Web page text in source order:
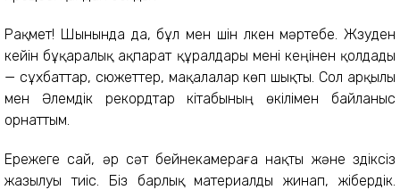
Рақмет! Шынында да, бұл мен үшін үлкен мәртебе. Жүзуден
кейін бұқаралық ақпарат құралдары мені кеңінен қолдады
— сұхбаттар, сюжеттер, мақалалар көп шықты. Сол арқылы
мен Әлемдік рекордтар кітабының өкілімен байланыс
орнаттым.
Ережеге сай, әр сәт бейнекамераға нақты және үздіксіз
жазылуы тиіс. Біз барлық материалды жинап, жібердік.